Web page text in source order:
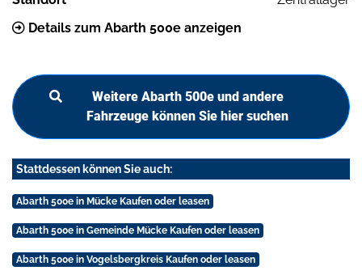
Details zum Abarth 500e anzeigen
Weitere Abarth 500e und andere
Fahrzeuge können Sie hier suchen
Stattdessen können Sie auch:
Abarth 500e in Mücke Kaufen oder leasen
Abarth 500e in Gemeinde Mücke Kaufen oder leasen
Abarth 500e in Vogelsbergkreis Kaufen oder leasen